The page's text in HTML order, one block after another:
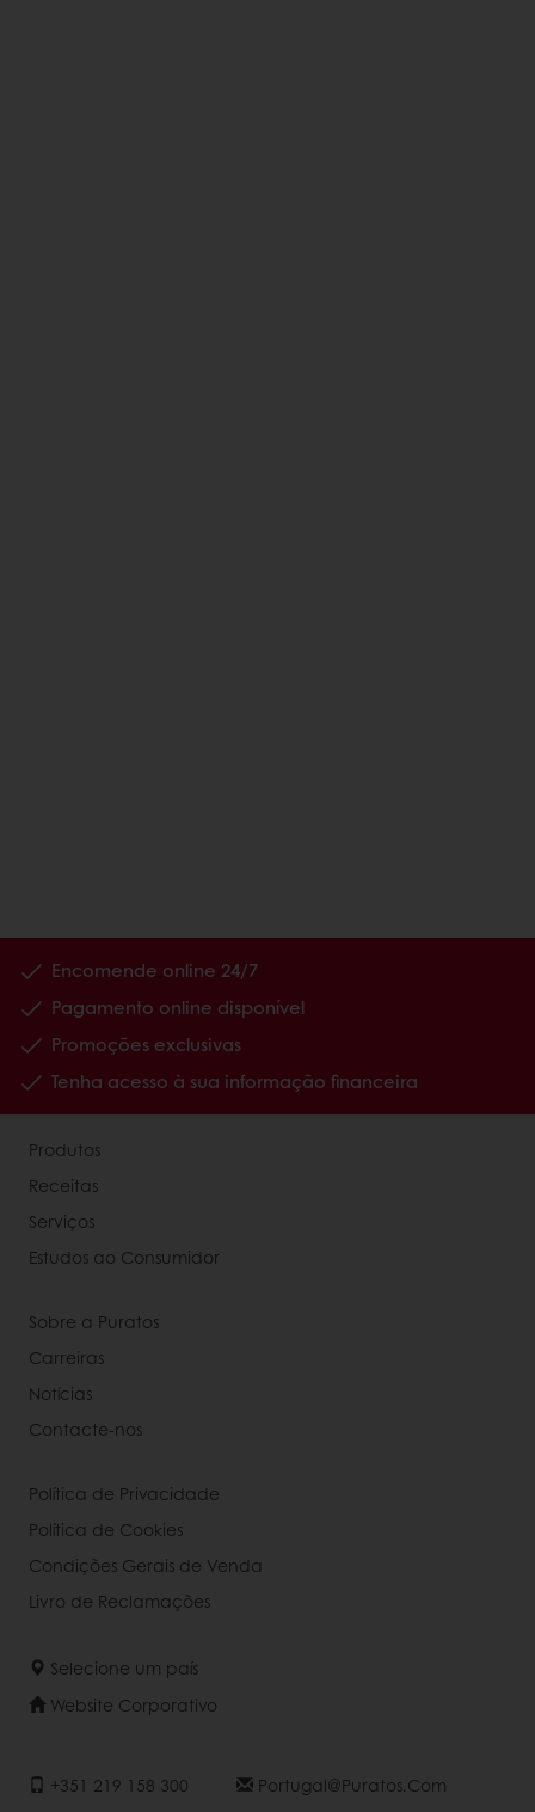
Encomende online 24/7
Pagamento online disponível
Promoções exclusivas
Tenha acesso à sua informação financeira
Produtos
Receitas
Serviços
Estudos ao Consumidor
Sobre a Puratos
Carreiras
Notícias
Contacte-nos
Política de Privacidade
Política de Cookies
Condições Gerais de Venda
Livro de Reclamações
Selecione um país
Website Corporativo
+351 219 158 300 Portugal@puratos.com